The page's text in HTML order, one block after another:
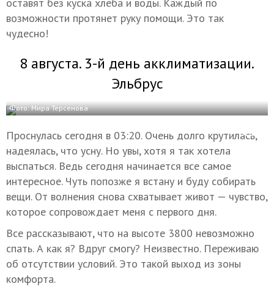
возможности протянет руку помощи. Это так
чудесно!
8 августа. 3-й день акклиматизации.
Эльбрус
Фото: Мира Терсенова
Проснулась сегодня в 03:20. Очень долго крутилась,
надеялась, что усну. Но увы, хотя я так хотела
выспаться. Ведь сегодня начинается все самое
интересное. Чуть попозже я встану и буду собирать
вещи. От волнения снова схватывает живот — чувство,
которое сопровождает меня с первого дня.
Все рассказывают, что на высоте 3800 невозможно
спать. А как я? Вдруг смогу? Неизвестно. Переживаю
об отсутствии условий. Это такой выход из зоны
комфорта.